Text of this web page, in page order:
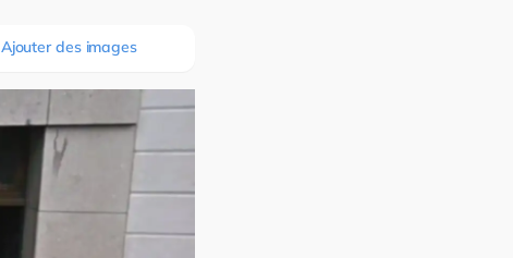
Ajouter des images